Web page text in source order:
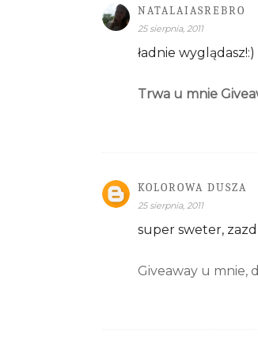
NATALAIASREBRO
25 sierpnia, 2011
ładnie wyglądasz!:)
Trwa u mnie
KOLOROWA DUSZA
25 sierpnia, 2011
super sweter,
Giveaway u mnie,